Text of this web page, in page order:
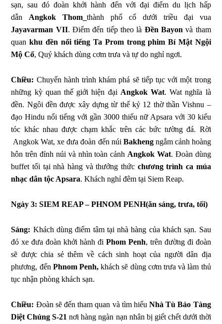
sạn, sau đó đoàn khởi hành đến với đại điểm du lịch hấp
dẫn Angkok Thom_thành phố cổ dưới triều đại vua
Jayavarman VII. Điểm đến tiếp theo là Đền Bayon và tham
quankhu đền nổi tiếng Ta Prom trong phim Bí Mật Ngội
Mộ Cổ, Quý khách dùng cơm trưa và tự do nghỉ ngơi.
Chiều: Chuyến hành trình khám phá sẽ tiếp tục với một trong
những kỳ quan thế giới hiện đại Angkok Wat. Wat nghĩa là
đền. Ngôi đền được xây dựng từ thế kỷ 12 thờ thần Vishnu –
đạo Hindu nổi tiếng với gần 3000 thiếu nữ Apsara với 30 kiểu
tóc khác nhau được chạm khắc trên các bức tường đá. Rời
Angkok Wat, xe đưa đoàn đến núi Bakhengngắm cảnh hoàng
hôn trên đỉnh núi và nhìn toàn cảnh Angkok Wat. Đoàn dùng
buffet tối tại nhà hàng và thưởng thức chương trình ca múa
nhạc dân tộc Apsara. Khách nghỉ đêm tại Siem Reap.
Ngày 3: SIEM REAP – PHNOM PENH(ăn sáng, trưa, tối)
Sáng: Khách dùng điểm tâm tại nhà hàng của khách sạn. Sau
đó xe đưa đoàn khởi hành đi Phom Penh, trên đường đi đoàn
sẽ được chia sẻ thêm về cách sinh hoạt của người dân địa
phương, đến Phnom Penh,khách sẽ dùng cơm trưa và làm thủ
tục nhận phòng khách sạn.
Chiều: Đoàn sẽ đến tham quan và tìm hiểuNhà Tù Bảo Tàng
Diệt Chủng S-21 nơi hàng ngàn nạn nhân bị giết chết dưới thời